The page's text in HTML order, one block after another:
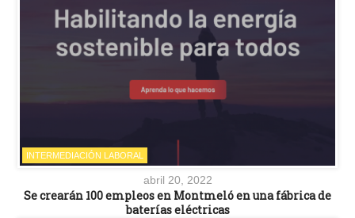
INTERMEDIACIÓN LABORAL
abril 20, 2022
Se crearán 100 empleos en Montmeló en una fábrica de
baterías eléctricas